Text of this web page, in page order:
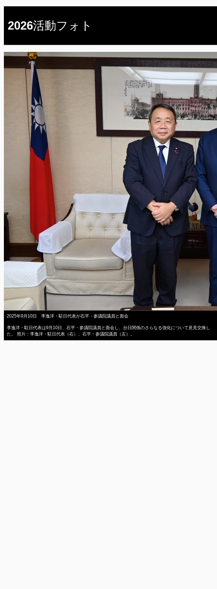
2026活動フォト
2025年9月10日 李逸洋・駐日代表が石平・参議院議員と面会
李逸洋・駐日代表は9月10日、石平・参議院議員と面会し、台日関係のさらなる強化について意見交換し
た。 照片：李逸洋・駐日代表（右）、石平・参議院議員（左）。